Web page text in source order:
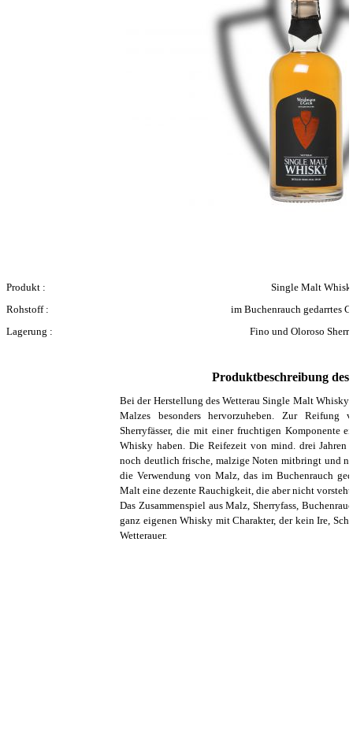
Produkt :
Single Malt
Rohstoff :
im Buchenrauch gedarrtes
Lagerung :
Fino und Oloroso
Produktbeschreibung des
Bei der Herstellung des Wetterau Single Malt Whisky
Malzes besonders hervorzuheben. Zur Reifung
Sherryfässer, die mit einer fruchtigen Komponente
Whisky haben. Die Reifezeit von mind. drei Jahren
noch deutlich frische, malzige Noten mitbringt und
die Verwendung von Malz, das im Buchenrauch
Malt eine dezente Rauchigkeit, die aber nicht vorsteht.
Das Zusammenspiel aus Malz, Sherryfass,
ganz eigenen Whisky mit Charakter, der kein Ire,
Wetterauer.